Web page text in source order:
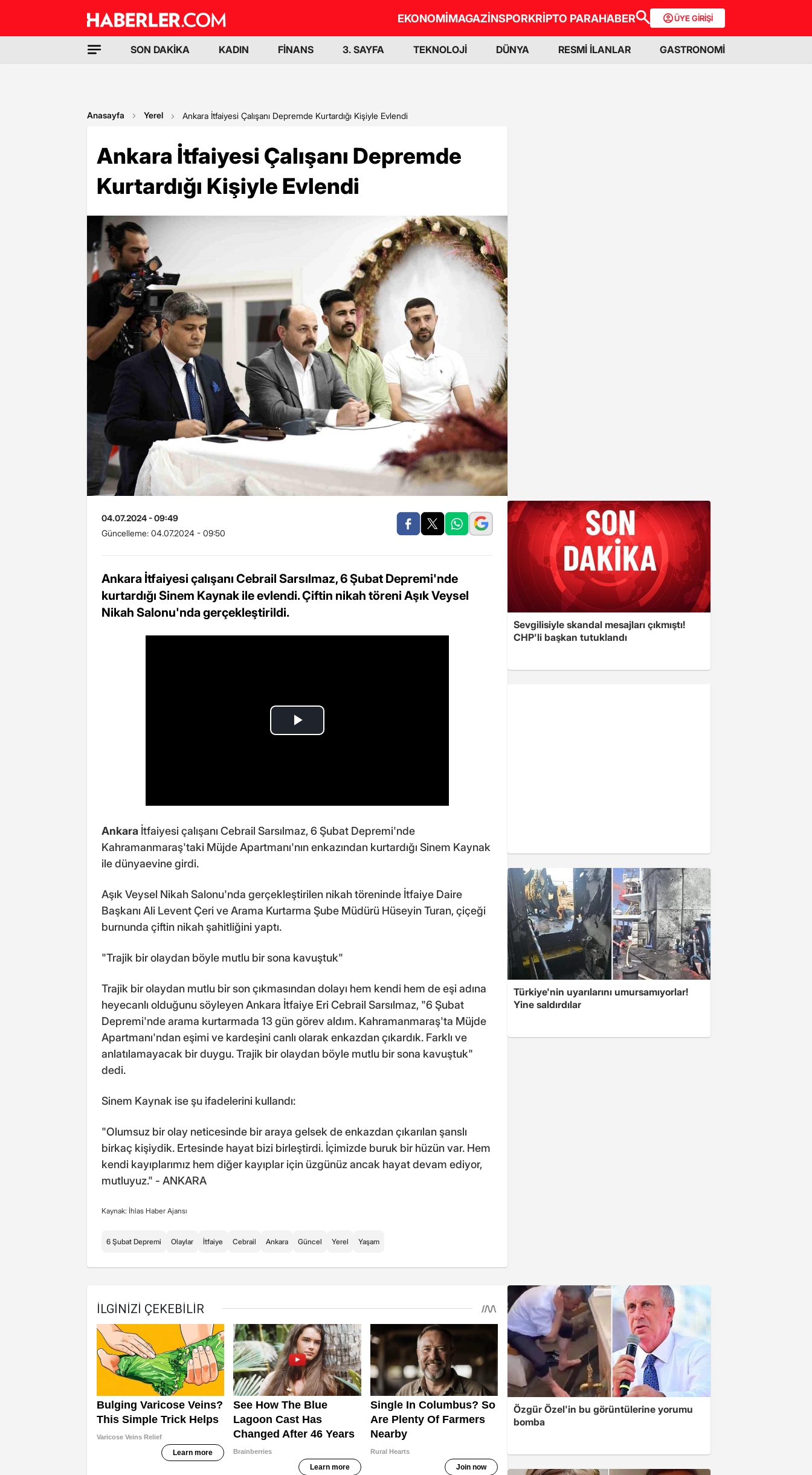
EKONOMİMAGAZİNSPORKRİPTO PARAHABER ÜYE GİRİŞİ
SON DAKİKA KADIN FİNANS 3. SAYFA TEKNOLOJİ DÜNYA RESMİ İLANLAR GASTRONOMİ
Anasayfa Yerel Ankara İtfaiyesi Çalışanı Depremde Kurtardığı Kişiyle Evlendi
Ankara İtfaiyesi Çalışanı Depremde
Kurtardığı Kişiyle Evlendi
04.07.2024 - 09:49
Güncelleme: 04.07.2024 - 09:50
Ankara İtfaiyesi çalışanı Cebrail Sarsılmaz, 6 Şubat Depremi'nde
kurtardığı Sinem Kaynak ile evlendi. Çiftin nikah töreni Aşık Veysel
Nikah Salonu'nda gerçekleştirildi.
Ankara İtfaiyesi çalışanı Cebrail Sarsılmaz, 6 Şubat Depremi'nde
Kahramanmaraş'taki Müjde Apartmanı'nın enkazından kurtardığı Sinem Kaynak
ile dünyaevine girdi.
Aşık Veysel Nikah Salonu'nda gerçekleştirilen nikah töreninde İtfaiye Daire
Başkanı Ali Levent Çeri ve Arama Kurtarma Şube Müdürü Hüseyin Turan, çiçeği
burnunda çiftin nikah şahitliğini yaptı.
"Trajik bir olaydan böyle mutlu bir sona kavuştuk"
Trajik bir olaydan mutlu bir son çıkmasından dolayı hem kendi hem de eşi adına
heyecanlı olduğunu söyleyen Ankara İtfaiye Eri Cebrail Sarsılmaz, "6 Şubat
Depremi'nde arama kurtarmada 13 gün görev aldım. Kahramanmaraş'ta Müjde
Apartmanı'ndan eşimi ve kardeşini canlı olarak enkazdan çıkardık. Farklı ve
anlatılamayacak bir duygu. Trajik bir olaydan böyle mutlu bir sona kavuştuk"
dedi.
Sinem Kaynak ise şu ifadelerini kullandı:
"Olumsuz bir olay neticesinde bir araya gelsek de enkazdan çıkarılan şanslı
birkaç kişiydik. Ertesinde hayat bizi birleştirdi. İçimizde buruk bir hüzün var. Hem
kendi kayıplarımız hem diğer kayıplar için üzgünüz ancak hayat devam ediyor,
mutluyuz." - ANKARA
Kaynak: İhlas Haber Ajansı
6 Şubat Depremi Olaylar İtfaiye Cebrail Ankara Güncel Yerel Yaşam
Sevgilisiyle skandal mesajları çıkmıştı!
CHP'li başkan tutuklandı
Türkiye'nin uyarılarını umursamıyorlar!
Yine saldırdılar
Özgür Özel'in bu görüntülerine yorumu
bomba